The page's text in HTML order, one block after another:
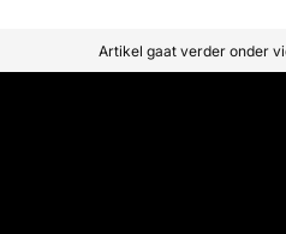
Artikel gaat verder onder